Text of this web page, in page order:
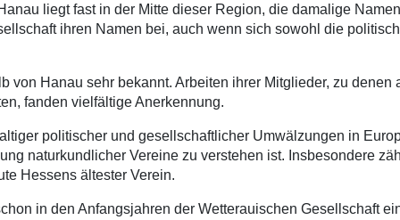
liegt fast in der Mitte dieser Region, die damalige
ihren Namen bei, auch wenn sich sowohl die
Hanau sehr bekannt. Arbeiten ihrer Mitglieder, zu
fanden vielfältige Anerkennung.
politischer und gesellschaftlicher Umwälzungen in
naturkundlicher Vereine zu verstehen ist. Insbesondere
Hessens ältester Verein.
in den Anfangsjahren der Wetterauischen Gesellschaft